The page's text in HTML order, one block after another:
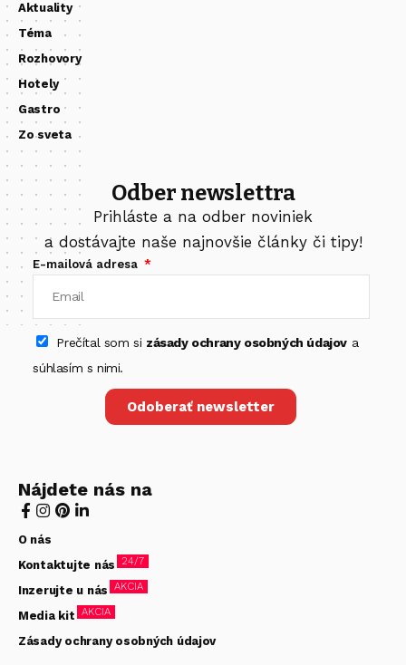
Aktuality
Téma
Rozhovory
Hotely
Gastro
Zo sveta
Odber newslettra
Prihláste a na odber noviniek
a dostávajte naše najnovšie články či tipy!
E-mailová adresa
Prečítal som si zásady ochrany osobných údajova
súhlasím s nimi.
Odoberať newsletter
Nájdete nás na
O nás
Kontaktujte nás 24/7
Inzerujte u nás AKCIA
Media kit AKCIA
Zásady ochrany osobných údajov